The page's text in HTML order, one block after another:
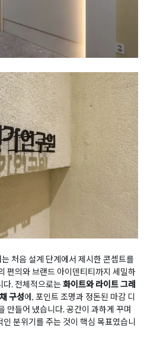
처음 설계 단계에서 제시한 콘셉트를
편의와 브랜드 아이덴티티까지 세밀하
다. 전체적으로는화이트와 라이트 그레
구성에, 포인트 조명과 정돈된 마감 디
만들어 냈습니다. 공간이 과하게 꾸며
분위기를 주는 것이 핵심 목표였습니